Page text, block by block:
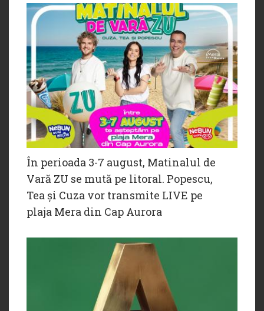
În perioada 3-7 august, Matinalul de
Vară ZU se mută pe litoral. Popescu,
Tea și Cuza vor transmite LIVE pe
plaja Mera din Cap Aurora